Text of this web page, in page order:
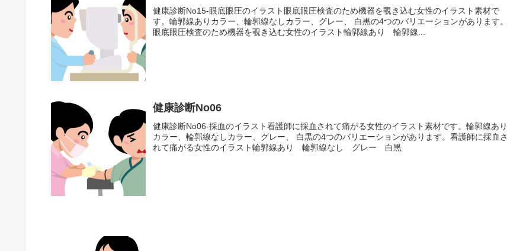
健康診断No15-眼底眼圧のイラスト眼底眼圧検査のため機器を覗き込む女性のイラスト素材で
す。輪郭線ありカラー、輪郭線なしカラー、グレー、 白黒の4つのバリエーションがあります。
眼底眼圧検査のため機器を覗き込む女性のイラスト輪郭線あり 輪郭線...
健康診断No06
健康診断No06-採血のイラスト看護師に採血されて痛がる女性のイラスト素材です。輪郭線あり
カラー、輪郭線なしカラー、グレー、 白黒の4つのバリエーションがあります。看護師に採血さ
れて痛がる女性のイラスト輪郭線あり 輪郭線なし グレー 白黒